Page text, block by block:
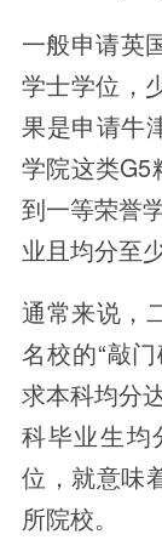
一般申请英
学士学位，
果是申请牛
学院这类G5
到一等荣誉
业且均分至
通常来说，
名校的“敲
求本科均分
科毕业生均
位，就意味
所院校。